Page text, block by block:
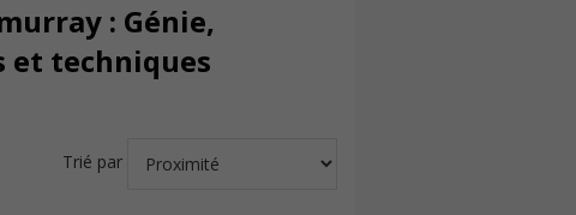
: Génie,
et techniques
Trié par